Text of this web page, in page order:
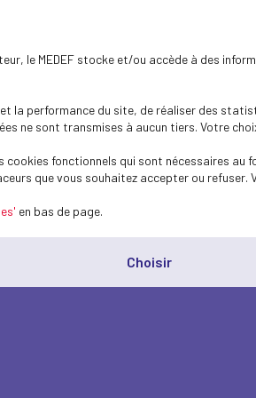
le MEDEF stocke et/ou accède à des
la performance du site, de réaliser des
ne sont transmises à aucun tiers. Votre
fonctionnels qui sont nécessaires
que vous souhaitez accepter ou refuser.
en bas de page.
Choisir